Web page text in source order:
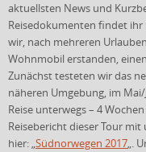
aktuellsten News und
Reisedokumenten findet
wir, nach mehreren
Wohnmobil erstanden,
Zunächst testeten wir das
näheren Umgebung, im
Reise unterwegs – 4
Reisebericht dieser Tour
hier: „Südnorwegen 2017„.